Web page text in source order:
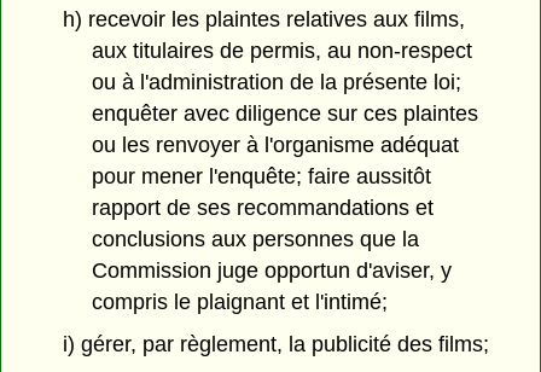
h) recevoir les plaintes relatives aux films,
aux titulaires de permis, au non-respect
ou à l'administration de la présente loi;
enquêter avec diligence sur ces plaintes
ou les renvoyer à l'organisme adéquat
pour mener l'enquête; faire aussitôt
rapport de ses recommandations et
conclusions aux personnes que la
Commission juge opportun d'aviser, y
compris le plaignant et l'intimé;
i) gérer, par règlement, la publicité des films;